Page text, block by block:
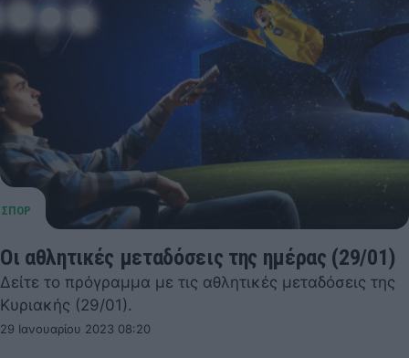
Οι αθλητικές μεταδόσεις της ημέρας (29/01)
Δείτε το πρόγραμμα με τις αθλητικές μεταδόσεις της
Κυριακής (29/01).
29 Ιανουαρίου 2023 08:20